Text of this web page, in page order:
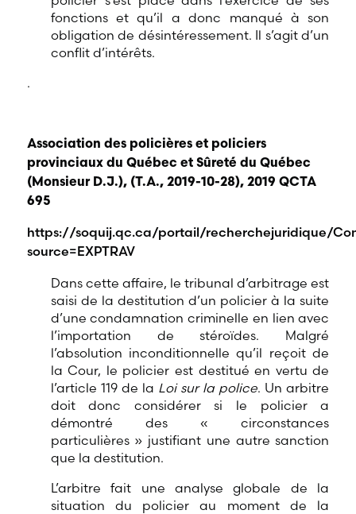
fonctions et qu’il a donc manqué à son
obligation de désintéressement. Il s’agit d’un
conflit d’intérêts.
.
Association des policières et policiers
provinciaux du Québec et Sûreté du Québec
(Monsieur D.J.), (T.A., 2019-10-28), 2019 QCTA
695
https://soquij.qc.ca/portail/recherchejuridique/
source=EXPTRAV
Dans cette affaire, le tribunal d’arbitrage est
saisi de la destitution d’un policier à la suite
d’une condamnation criminelle en lien avec
l’importation de stéroïdes. Malgré
l’absolution inconditionnelle qu’il reçoit de
la Cour, le policier est destitué en vertu de
l’article 119 de la Loi sur la police. Un arbitre
doit donc considérer si le policier a
démontré des « circonstances
particulières » justifiant une autre sanction
que la destitution.
L’arbitre fait une analyse globale de la
situation du policier au moment de la